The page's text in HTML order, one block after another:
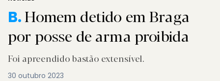
B.Homem detido em Braga
por posse de arma proibida
Foi apreendido bastão extensível.
30 outubro 2023